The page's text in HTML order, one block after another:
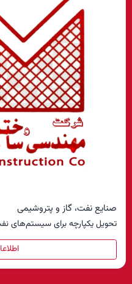
صنایع نفت، گاز و پتروشیمی
تحویل یکپارچه برای سیستم‌های